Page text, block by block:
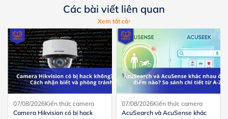
Các bài viết liên quan
Xem tất cả
07/08/2026Kiến thức camera
Camera Hikvision có bị hack
07/08/2026Kiến thức camera
AcuSearch và AcuSense khác